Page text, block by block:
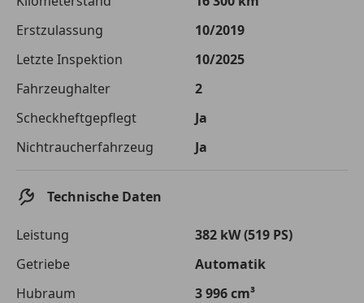
von der von Ihnen gewählten Bank. Rückzahlungszeitraum 1-10
Erstzulassung
10/2019
Letzte Inspektion
10/2025
Fahrzeughalter
2
Scheckheftgepflegt
Ja
Nichtraucherfahrzeug
Ja
Technische Daten
Leistung
382 kW (519 PS)
Getriebe
Automatik
Hubraum
3 996 cm³